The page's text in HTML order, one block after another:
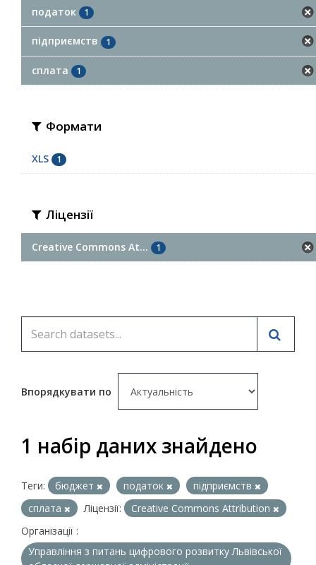
податок 1
підприємств 1
сплата 1
Формати
XLS 1
Ліцензії
Creative Commons At... 1
Впорядкувати по
1 набір даних знайдено
Теги: бюджет податок
підприємств
сплата
Ліцензії:
Creative Commons Attribution
Організації :
Управління з питань цифрового розвитку Львівської